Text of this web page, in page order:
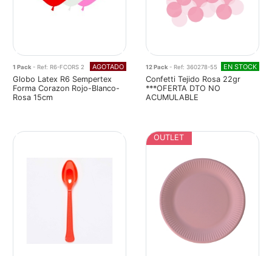
1 Pack - Ref: R6-FCORS 2 AGOTADO
Globo Latex R6 Sempertex
Forma Corazon Rojo-Blanco-
Rosa 15cm
12 Pack - Ref: 360278-55 EN STOCK
Confetti Tejido Rosa 22gr
***OFERTA DTO NO
ACUMULABLE
OUTLET